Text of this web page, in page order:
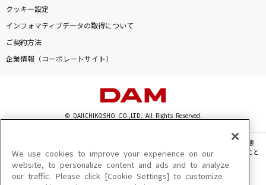
自宅でカラオケ歌い放題！
クッキー設定
インフォマティブデータの取得について
ご契約方法
企業情報（コーポレートサイト）
© DAIICHIKOSHO CO.,LTD. All Rights Reserved.
このサイトに掲載されている一切の文章・画像・写真・動画・音声等を、手段や形態
を問わず、著作権法の定める範囲を超えて無断で複製、転載、ファイル化などすること
を禁じます。
楽曲及びコンテンツは、機種によりご利用いただけない場合があります。
We use cookies to improve your experience on our
website, to personalize content and ads and to analyze
our traffic. Please click [Cookie Settings] to customize